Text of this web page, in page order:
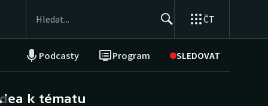
ČT
Podcasty Program SLEDOVAT
NEPŘEHLÉDNĚTE
k tématu